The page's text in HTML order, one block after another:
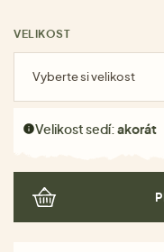
VELIKOST
Vyberte si velikost
Velikost sedí:akorát